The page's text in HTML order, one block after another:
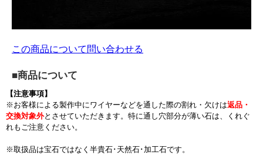
この商品について問い合わせる
■商品について
【注意事項】
※お客様による製作中にワイヤーなどを通した際の割れ・欠けは返品・
交換対象外とさせていただきます。特に通し穴部分が薄い石は、くれぐ
れもご注意ください。
※取扱品は宝石ではなく半貴石･天然石･加工石です。